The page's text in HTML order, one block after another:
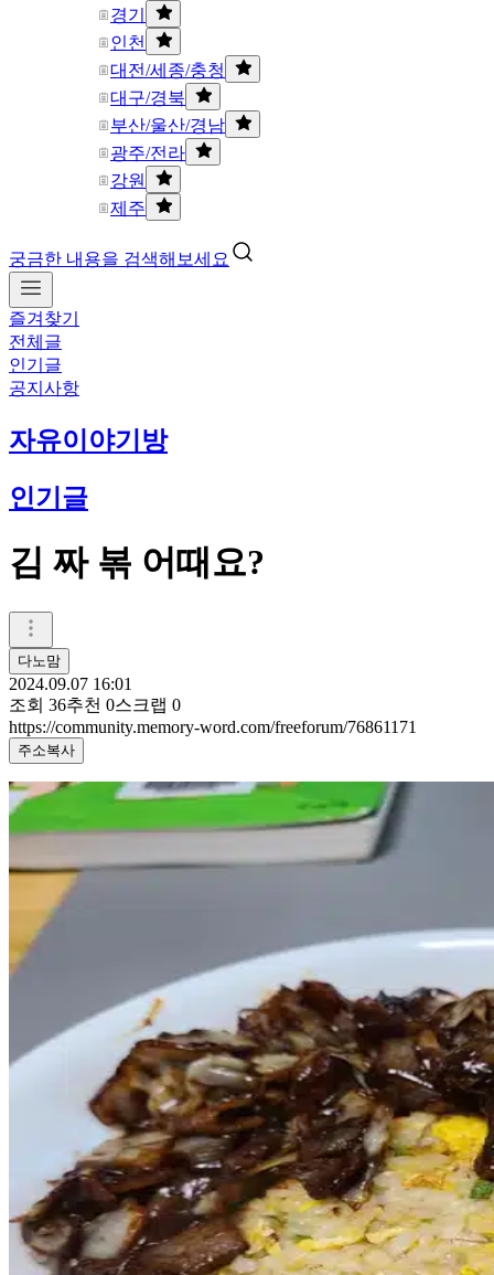
경기
인천
대전/세종/충청
대구/경북
부산/울산/경남
광주/전라
강원
제주
궁금한 내용을 검색해보세요
즐겨찾기
전체글
인기글
공지사항
자유이야기방
인기글
김 짜 볶 어때요?
다노맘
2024.09.07 16:01
조회 36추천 0스크랩 0
https://community.memory-word.com/freeforum/76861171
주소복사